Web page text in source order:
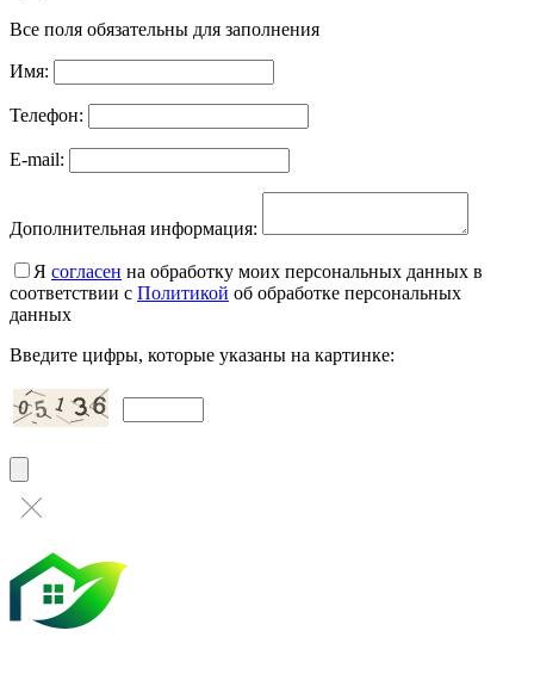
Все поля обязательны для заполнения
Имя:
Телефон:
E-mail:
Дополнительная информация:
Я согласен на обработку моих персональных данных в
соответствии с Политикой об обработке персональных
данных
Введите цифры, которые указаны на картинке: